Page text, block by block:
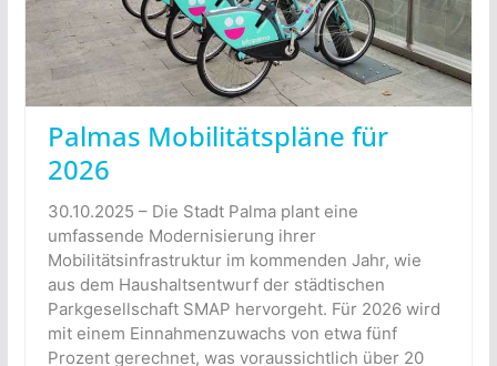
Palmas Mobilitätspläne für
2026
30.10.2025 – Die Stadt Palma plant eine
umfassende Modernisierung ihrer
Mobilitätsinfrastruktur im kommenden Jahr, wie
aus dem Haushaltsentwurf der städtischen
Parkgesellschaft SMAP hervorgeht. Für 2026 wird
mit einem Einnahmenzuwachs von etwa fünf
Prozent gerechnet, was voraussichtlich über 20